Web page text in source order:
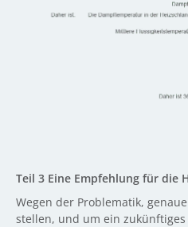
Teil 3 Eine Empfehlung für die
Wegen der Problematik,
stellen, und um ein